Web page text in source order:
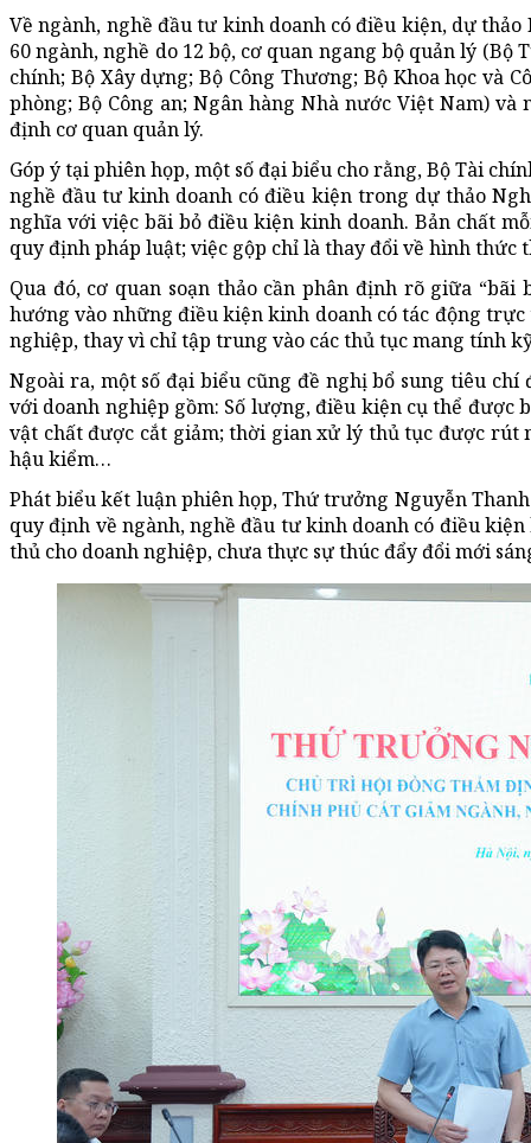
Về ngành, nghề đầu tư kinh doanh có điều kiện, dự
60 ngành, nghề do 12 bộ, cơ quan ngang bộ quản lý
chính; Bộ Xây dựng; Bộ Công Thương; Bộ Khoa học và
phòng; Bộ Công an; Ngân hàng Nhà nước Việt Nam)
định cơ quan quản lý.
Góp ý tại phiên họp, một số đại biểu cho rằng, Bộ Tài
nghề đầu tư kinh doanh có điều kiện trong dự thảo
nghĩa với việc bãi bỏ điều kiện kinh doanh. Bản chất
quy định pháp luật; việc gộp chỉ là thay đổi về hình
Qua đó, cơ quan soạn thảo cần phân định rõ giữa
hướng vào những điều kiện kinh doanh có tác động
nghiệp, thay vì chỉ tập trung vào các thủ tục mang tính
Ngoài ra, một số đại biểu cũng đề nghị bổ sung tiêu
với doanh nghiệp gồm: Số lượng, điều kiện cụ thể được
vật chất được cắt giảm; thời gian xử lý thủ tục được
hậu kiểm…
Phát biểu kết luận phiên họp, Thứ trưởng Nguyễn
quy định về ngành, nghề đầu tư kinh doanh có điều
thủ cho doanh nghiệp, chưa thực sự thúc đẩy đổi mới